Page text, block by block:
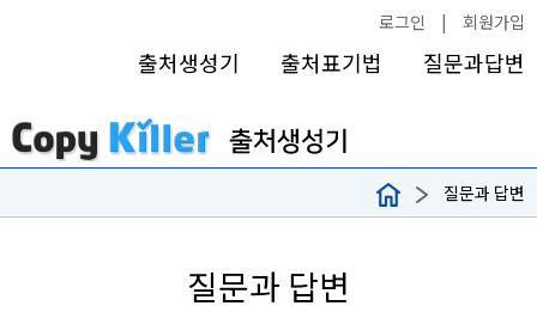
로그인 | 회원가입
출처생성기 출처표기법 질문과답변
질문과 답변
질문과 답변